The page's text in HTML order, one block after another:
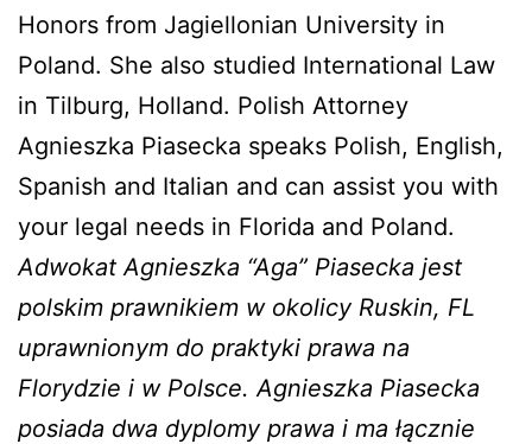
Honors from Jagiellonian University in
Poland. She also studied International Law
in Tilburg, Holland. Polish Attorney
Agnieszka Piasecka speaks Polish, English,
Spanish and Italian and can assist you with
your legal needs in Florida and Poland.
Adwokat Agnieszka “Aga” Piasecka jest
polskim prawnikiem w okolicy Ruskin, FL
uprawnionym do praktyki prawa na
Florydzie i w Polsce. Agnieszka Piasecka
posiada dwa dyplomy prawa i ma łącznie